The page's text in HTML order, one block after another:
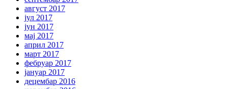
август 2017
јул 2017
јун 2017
мај 2017
април 2017
март 2017
фебруар 2017
јануар 2017
децембар 2016